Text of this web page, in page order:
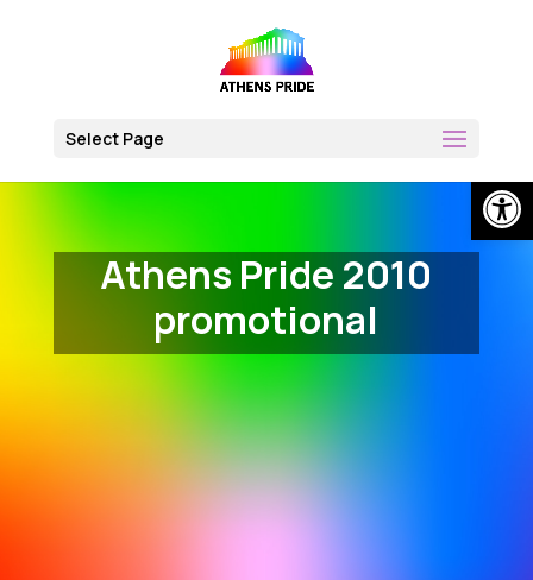
Select Page
Athens Pride 2010
promotional